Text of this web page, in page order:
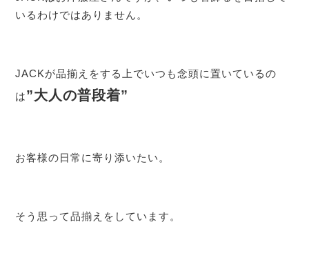
いるわけではありません。
JACKが品揃えをする上でいつも念頭に置いているの
は”大人の普段着”
お客様の日常に寄り添いたい。
そう思って品揃えをしています。